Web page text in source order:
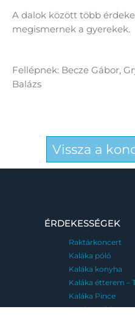
A dalok között több
megismernek a gyerekek.
Fellépnek: Becze Gábor,
Balázs
Vissza a
ÉRDEKESSÉGEK
Raktárkoncert
Kaláka póló
Kaláka konyha
Kaláka étterem –
Kaláka Pince